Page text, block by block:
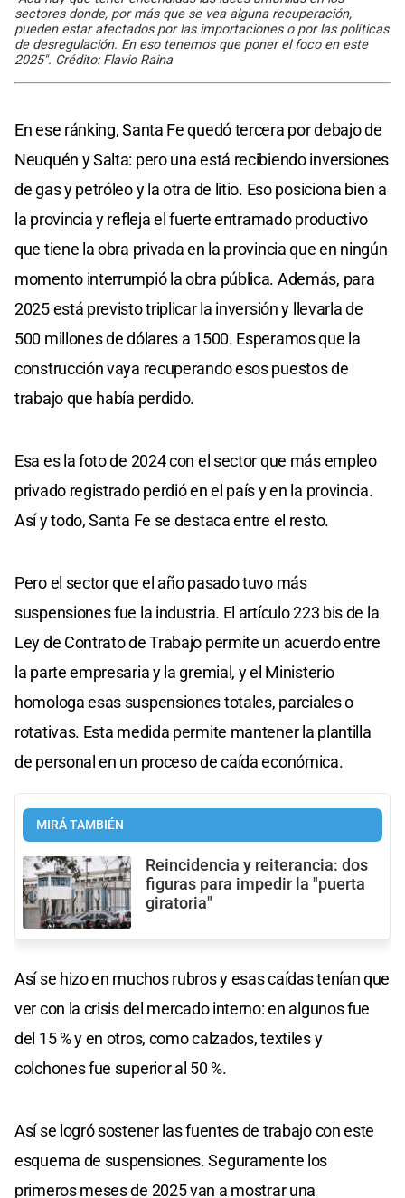
sectores donde, por más que se vea alguna recuperación,
pueden estar afectados por las importaciones o por las políticas
de desregulación. En eso tenemos que poner el foco en este
2025". Crédito: Flavio Raina
En ese ránking, Santa Fe quedó tercera por debajo de
Neuquén y Salta: pero una está recibiendo inversiones
de gas y petróleo y la otra de litio. Eso posiciona bien a
la provincia y refleja el fuerte entramado productivo
que tiene la obra privada en la provincia que en ningún
momento interrumpió la obra pública. Además, para
2025 está previsto triplicar la inversión y llevarla de
500 millones de dólares a 1500. Esperamos que la
construcción vaya recuperando esos puestos de
trabajo que había perdido.
Esa es la foto de 2024 con el sector que más empleo
privado registrado perdió en el país y en la provincia.
Así y todo, Santa Fe se destaca entre el resto.
Pero el sector que el año pasado tuvo más
suspensiones fue la industria. El artículo 223 bis de la
Ley de Contrato de Trabajo permite un acuerdo entre
la parte empresaria y la gremial, y el Ministerio
homologa esas suspensiones totales, parciales o
rotativas. Esta medida permite mantener la plantilla
de personal en un proceso de caída económica.
MIRÁ TAMBIÉN
Reincidencia y reiterancia: dos
figuras para impedir la "puerta
giratoria"
Así se hizo en muchos rubros y esas caídas tenían que
ver con la crisis del mercado interno: en algunos fue
del 15 % y en otros, como calzados, textiles y
colchones fue superior al 50 %.
Así se logró sostener las fuentes de trabajo con este
esquema de suspensiones. Seguramente los
primeros meses de 2025 van a mostrar una